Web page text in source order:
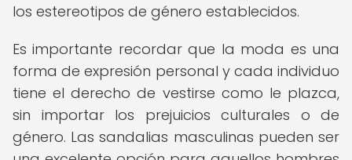
los estereotipos de género establecidos.
Es importante recordar que la moda es una
forma de expresión personal y cada individuo
tiene el derecho de vestirse como le plazca,
sin importar los prejuicios culturales o de
género. Las sandalias masculinas pueden ser